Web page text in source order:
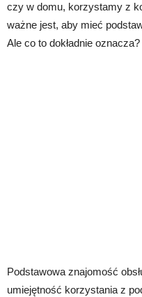
czy w domu, korzystamy z
ważne jest, aby mieć
Ale co to dokładnie oznacza?
Podstawowa znajomość
umiejętność korzystania z